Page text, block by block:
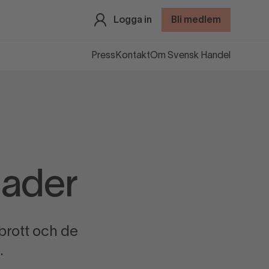
Logga in Bli medlem
Press KontaktOm Svensk Handel
och de